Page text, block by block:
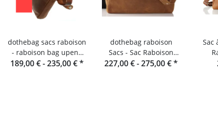
dothebag sacs raboison
- raboison bag upend
format portrait toro
189,00 € -235,00 €*
dothebag raboison
Sacs - Sac Raboison
Format paysage toro
227,00 € -275,00 €*
Sac